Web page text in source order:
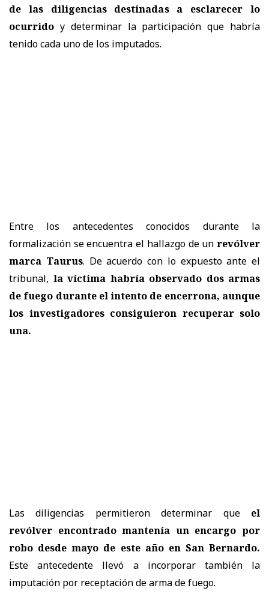
de las diligencias destinadas a esclarecer lo
ocurrido y determinar la participación que habría
tenido cada uno de los imputados.
Entre los antecedentes conocidos durante la
formalización se encuentra el hallazgo de un revólver
marca Taurus. De acuerdo con lo expuesto ante el
tribunal, la víctima habría observado dos armas
de fuego durante el intento de encerrona, aunque
los investigadores consiguieron recuperar solo
una.
Las diligencias permitieron determinar que el
revólver encontrado mantenía un encargo por
robo desde mayo de este año en San Bernardo.
Este antecedente llevó a incorporar también la
imputación por receptación de arma de fuego.